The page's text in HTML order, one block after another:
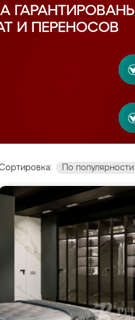
ГАРАНТИРОВАНЫ
И ПЕРЕНОСОВ
По популярности